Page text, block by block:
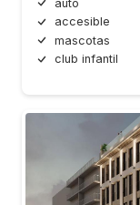
auto
accesible
mascotas
club infantil